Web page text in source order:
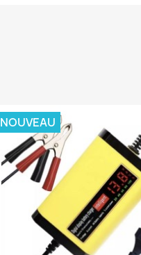
NOUVEAU